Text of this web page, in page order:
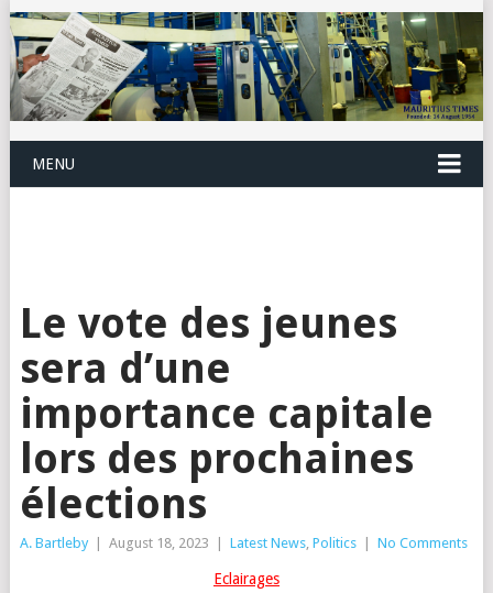
MENU
Le vote des jeunes
sera d’une
importance capitale
lors des prochaines
élections
A. Bartleby August 18, 2023 Latest News, Politics No Comments
Eclairages